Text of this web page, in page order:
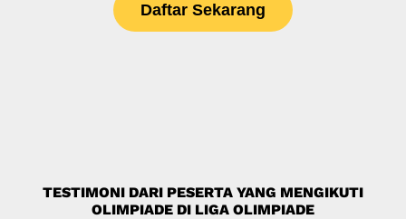
Daftar Sekarang
TESTIMONI DARI PESERTA YANG MENGIKUTI
OLIMPIADE DI LIGA OLIMPIADE